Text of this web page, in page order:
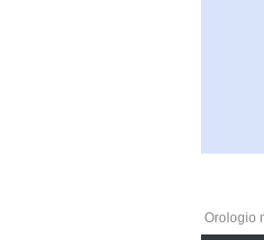
Orologio